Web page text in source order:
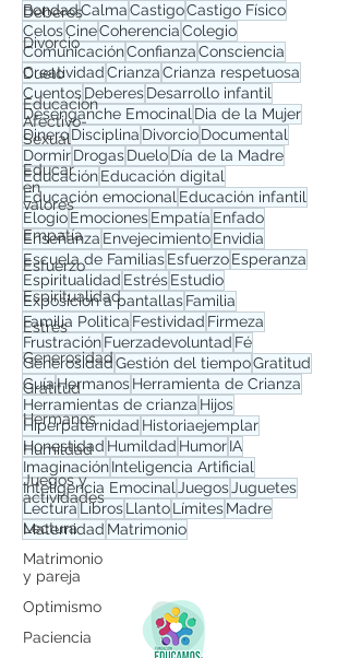
Deberes
Divorcio
Duelo
Educación
Afectivo-
Sexual
Educar
en
valores
Empatía
Esfuerzo
Espiritualidad
Estrés
Generosidad
Gratitud
Hermanos
Humildad
Juegos y
actividades
Lectura
Matrimonio
y pareja
Optimismo
Paciencia
BondadCalmaCastigoCastigo Físico
CelosCineCoherenciaColegio
ComunicaciónConfianzaConsciencia
CreatividadCrianzaCrianza respetuosa
CuentosDeberesDesarrollo infantil
Desenganche Emocinal Dia de la Mujer
DineroDisciplina DivorcioDocumental
DormirDrogasDueloDía de la Madre
EducaciónEducación digital
Educación emocional Educación infantil
ElogioEmocionesEmpatía Enfado
Enseñanza EnvejecimientoEnvidia
Escuela de FamiliasEsfuerzoEsperanza
Espiritualidad EstrésEstudio
Exposición a pantallasFamilia
Familia Polìtica Festividad Firmeza
FrustraciónFuerzadevoluntad Fé
GenerosidadGestión del tiempoGratitud
GuíaHermanosHerramienta de Crianza
Herramientas de crianza Hijos
Hiperpaternidad Historiaejemplar
Honestidad Humildad HumorIA
ImaginaciónInteligencia Artificial
Inteligencia Emocinal Juegos Juguetes
Lectura LibrosLlantoLímitesMadre
Maternidad Matrimonio